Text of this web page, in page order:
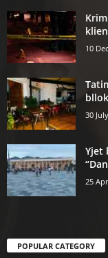
10
30
Yjet
25
POPULAR CATEGORY